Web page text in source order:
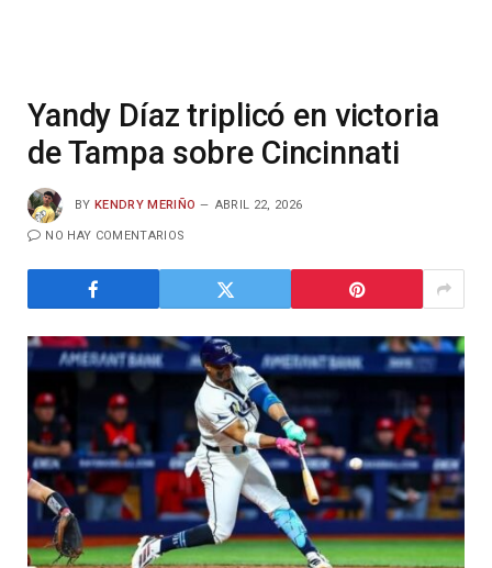
Yandy Díaz triplicó en victoria
de Tampa sobre Cincinnati
BY KENDRY MERIÑO ABRIL 22, 2026
NO HAY COMENTARIOS